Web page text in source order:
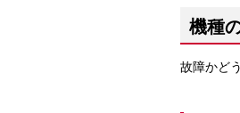
機種
故障かど